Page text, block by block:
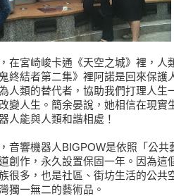
在宮崎峻卡通《天空之城》裡，人
終結者第二集》裡阿諾是回來保護
人類的替代者，協助我們打理人生
變人生。簡余晏說，她相信在現實
人能與人類和諧相處！
音響機器人BIGPOW是依照「公
創作，永久設置保固一年。因為這
很多，也是社區、街坊生活的公共
獨一無二的藝術品。